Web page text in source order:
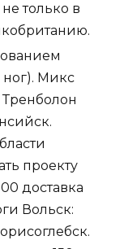
только в
Микс
проекту
доставка
Вольск: